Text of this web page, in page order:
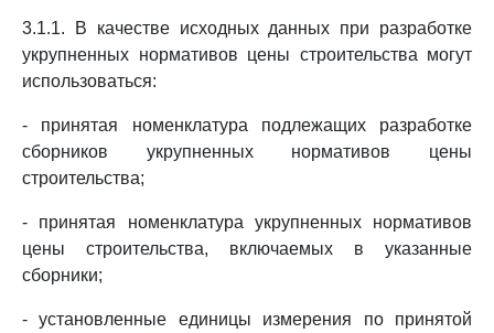
3.1.1. В качестве исходных данных при разработке
укрупненных нормативов цены строительства могут
использоваться:
- принятая номенклатура подлежащих разработке
сборников укрупненных нормативов цены
строительства;
- принятая номенклатура укрупненных нормативов
цены строительства, включаемых в указанные
сборники;
- установленные единицы измерения по принятой